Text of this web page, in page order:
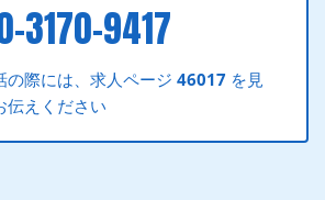
3170-9417
の際には、求人ページ46017 を見
伝えください